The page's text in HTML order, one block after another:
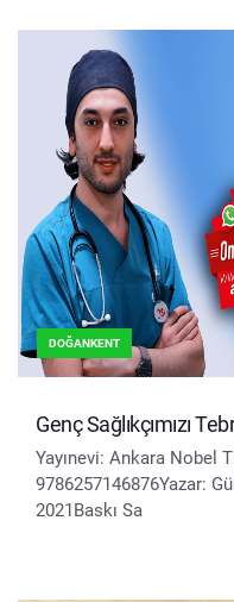
DOĞANKENT
Genç Sağlıkçımızı
Yayınevi: Ankara Nobel
9786257146876Yazar:
2021Baskı Sa